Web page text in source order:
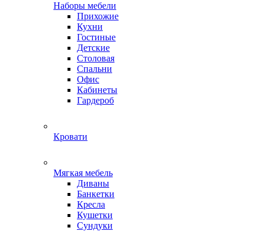
Наборы мебели
Прихожие
Кухни
Гостиные
Детские
Столовая
Спальни
Офис
Кабинеты
Гардероб
Кровати
Мягкая мебель
Диваны
Банкетки
Кресла
Кушетки
Сундуки